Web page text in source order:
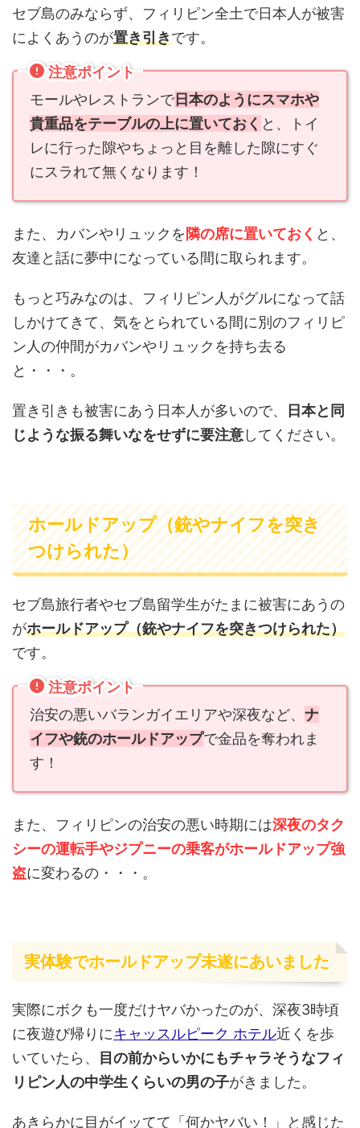
セブ島のみならず、フィリピン全土で日本人が被害
によくあうのが置き引きです。
注意ポイント
モールやレストランで日本のようにスマホや
貴重品をテーブルの上に置いておく と、トイ
レに行った隙やちょっと目を離した隙にすぐ
にスラれて無くなります！
また、カバンやリュックを 隣の席に置いておく と、
友達と話に夢中になっている間に取られます。
もっと巧みなのは、フィリピン人がグルになって話
しかけてきて、気をとられている間に別のフィリピ
ン人の仲間がカバンやリュックを持ち去る
と・・・。
置き引きも被害にあう日本人が多いので、
日本と同
じような振る舞いなをせずに要注意してください。
ホールドアップ（銃やナイフを突き
つけられた）
セブ島旅行者やセブ島留学生がたまに被害にあうの
がホールドアップ（銃やナイフを突きつけられた）
です。
注意ポイント
治安の悪いバランガイエリアや深夜など、 ナ
イフや銃のホールドアップで金品を奪われま
す！
また、フィリピンの治安の悪い時期には深夜のタク
シーの運転手やジプニーの乗客がホールドアップ強
盗に変わるの・・・。
実体験でホールドアップ未遂にあいました
実際にボクも一度だけヤバかったのが、深夜3時頃
に夜遊び帰りにキャッスルピーク ホテル近くを歩
いていたら、
目の前からいかにもチャラそうなフィ
リピン人の中学生くらいの男の子がきました。
あきらかに目がイッてて「何かヤバい！」と感じた